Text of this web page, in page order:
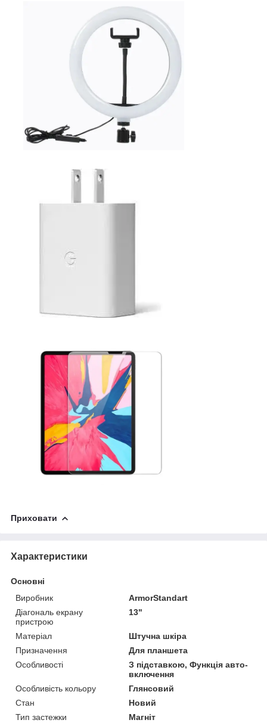
Приховати
Характеристики
Основні
Виробник
ArmorStandart
Діагональ екрану
пристрою
13"
Матеріал
Штучна шкіра
Призначення
Для планшета
Особливості
З підставкою, Функція авто-
включення
Особливість кольору
Глянсовий
Стан
Новий
Тип застежки
Магніт